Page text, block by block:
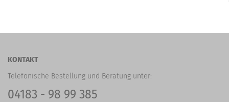
KONTAKT
Telefonische Bestellung und Beratung unter:
04183 - 98 99 385